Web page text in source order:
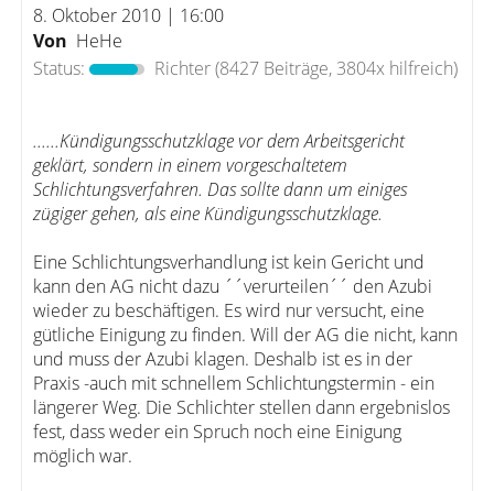
8. Oktober 2010 | 16:00
Von HeHe
Status:
Richter(8427 Beiträge, 3804x hilfreich)
......Kündigungsschutzklage vor dem Arbeitsgericht
geklärt, sondern in einem vorgeschaltetem
Schlichtungsverfahren. Das sollte dann um einiges
zügiger gehen, als eine Kündigungsschutzklage.
Eine Schlichtungsverhandlung ist kein Gericht und
kann den AG nicht dazu ´´verurteilen´´ den Azubi
wieder zu beschäftigen. Es wird nur versucht, eine
gütliche Einigung zu finden. Will der AG die nicht, kann
und muss der Azubi klagen. Deshalb ist es in der
Praxis -auch mit schnellem Schlichtungstermin - ein
längerer Weg. Die Schlichter stellen dann ergebnislos
fest, dass weder ein Spruch noch eine Einigung
möglich war.